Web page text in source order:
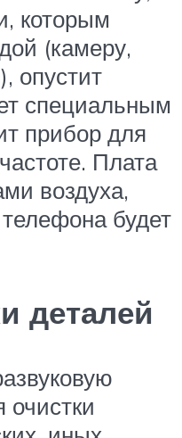
которым
(камеру,
опустит
специальным
прибор для
Плата
воздуха,
будет
деталей
очистки